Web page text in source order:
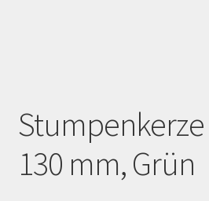
Kerzenpflege
Mein Konto
Stumpenkerze
130 mm, Grün